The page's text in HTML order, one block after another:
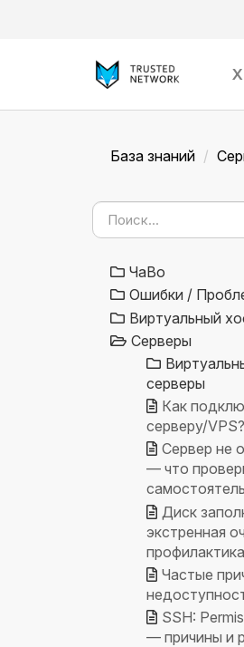
База знаний
ЧаВо
Ошибки /
Виртуальный
Серверы
серверы
Как
серверу/VPS?
Сервер не
— что
Диск
экстренная
профилактика
Частые
SSH:
— причины и